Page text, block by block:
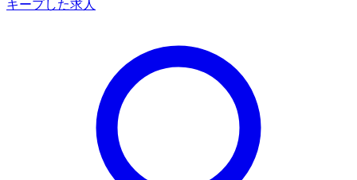
キープした求人